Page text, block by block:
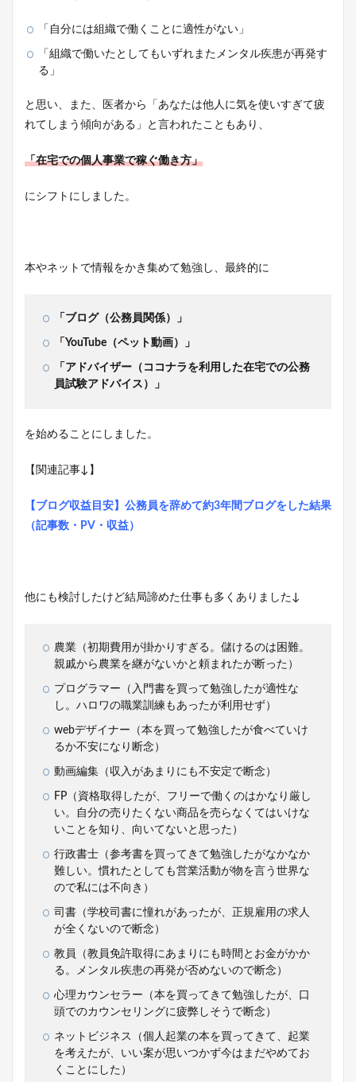
「自分には組織で働くことに適性がない」
「組織で働いたとしてもいずれまたメンタル疾患が再発す
る」
と思い、また、医者から「あなたは他人に気を使いすぎて疲
れてしまう傾向がある」と言われたこともあり、
「在宅での個人事業で稼ぐ働き方」
にシフトにしました。
本やネットで情報をかき集めて勉強し、最終的に
「ブログ（公務員関係）」
「YouTube（ペット動画）」
「アドバイザー（ココナラを利用した在宅での公務
員試験アドバイス）」
を始めることにしました。
【関連記事↓】
【ブログ収益目安】公務員を辞めて約3年間ブログをした結果
（記事数・PV・収益）
他にも検討したけど結局諦めた仕事も多くありました↓
農業（初期費用が掛かりすぎる。儲けるのは困難。
親戚から農業を継がないかと頼まれたが断った）
プログラマー（入門書を買って勉強したが適性な
し。ハロワの職業訓練もあったが利用せず）
webデザイナー（本を買って勉強したが食べていけ
るか不安になり断念）
動画編集（収入があまりにも不安定で断念）
FP（資格取得したが、フリーで働くのはかなり厳し
い。自分の売りたくない商品を売らなくてはいけな
いことを知り、向いてないと思った）
行政書士（参考書を買ってきて勉強したがなかなか
難しい。慣れたとしても営業活動が物を言う世界な
ので私には不向き）
司書（学校司書に憧れがあったが、正規雇用の求人
が全くないので断念）
教員（教員免許取得にあまりにも時間とお金がかか
る。メンタル疾患の再発が否めないので断念）
心理カウンセラー（本を買ってきて勉強したが、口
頭でのカウンセリングに疲弊しそうで断念）
ネットビジネス（個人起業の本を買ってきて、起業
を考えたが、いい案が思いつかず今はまだやめてお
くことにした）